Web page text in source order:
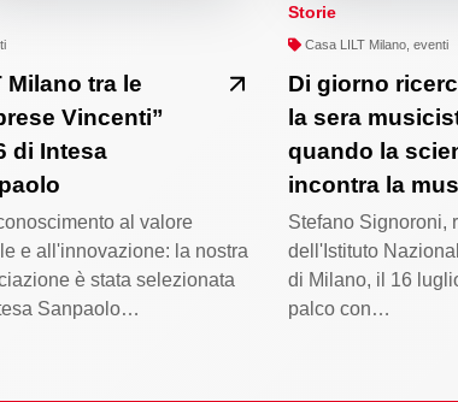
Milano tra le
Vincenti”
di Intesa
al valore
e all'innovazione: la nostra
è stata selezionata
Sanpaolo…
Storie
Casa LILT Milano, eventi
Di giorno
la sera
quando la
incontra la
Stefano Signoroni,
dell'Istituto
di Milano, il 16
palco con…